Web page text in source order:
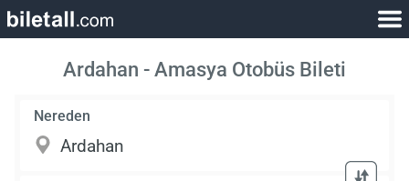
Ardahan - Amasya Otobüs Bileti
Nereden